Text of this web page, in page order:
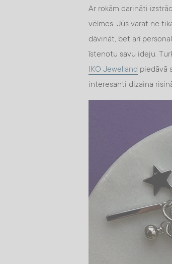
Ar rokām darināti
vēlmes. Jūs varat ne
dāvināt, bet arī
īstenotu savu ideju.
IKO Jewelland piedāvā
interesanti dizaina